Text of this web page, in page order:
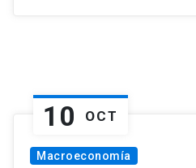
10 OCT
Macroeconomía